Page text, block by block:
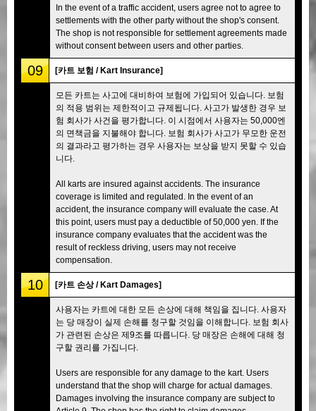
In the event of a traffic accident, users agree not to agree to
settlements with the other party without the shop's consent.
The shop is not responsible for settlement agreements made
without consent between users and other parties.
09 [카트 보험 / Kart Insurance]
모든 카트는 사고에 대비하여 보험에 가입되어 있습니다. 보험
의 적용 범위는 제한적이고 규제됩니다. 사고가 발생한 경우 보
험 회사가 사건을 평가합니다. 이 시점에서 사용자는 50,000엔
의 면책금을 지불해야 합니다. 보험 회사가 사고가 무모한 운전
의 결과라고 평가하는 경우 사용자는 보상을 받지 못할 수 있습
니다.
All karts are insured against accidents. The insurance
coverage is limited and regulated. In the event of an
accident, the insurance company will evaluate the case. At
this point, users must pay a deductible of 50,000 yen. If the
insurance company evaluates that the accident was the
result of reckless driving, users may not receive
compensation.
10 [카트 손상 / Kart Damages]
사용자는 카트에 대한 모든 손상에 대해 책임을 집니다. 사용자
는 당 매장이 실제 손해를 청구할 것임을 이해합니다. 보험 회사
가 관련된 손상은 제9조를 따릅니다. 당 매장은 손해에 대해 청
구할 권리를 가집니다.
Users are responsible for any damage to the kart. Users
understand that the shop will charge for actual damages.
Damages involving the insurance company are subject to